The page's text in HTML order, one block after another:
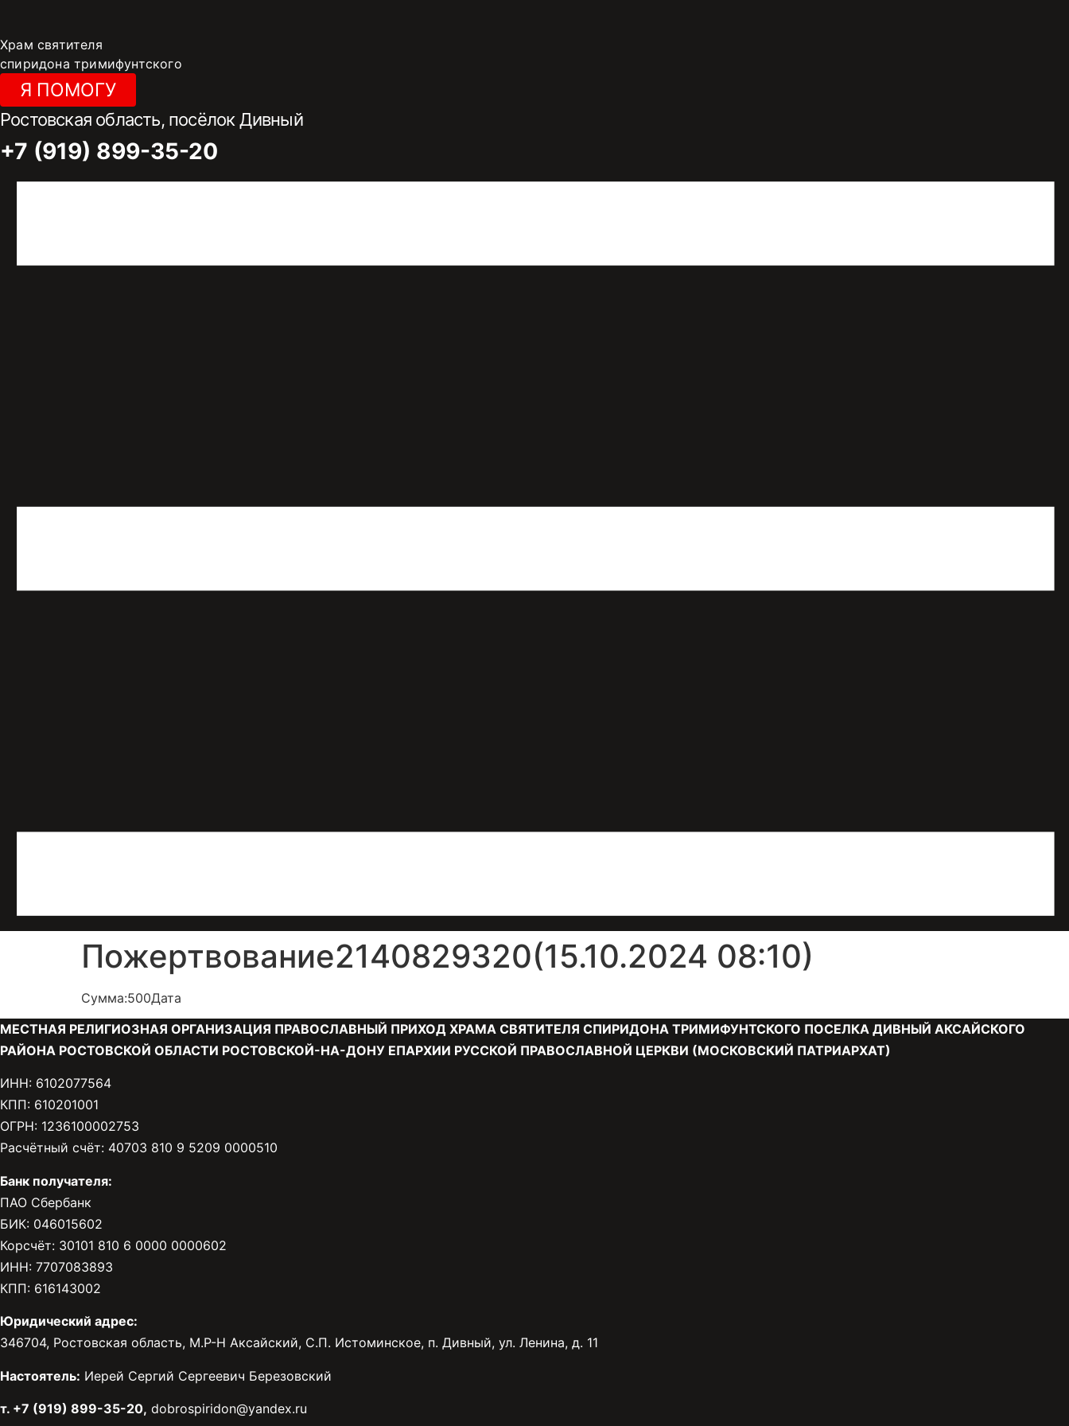
содержимому
Храм святителя
спиридона тримифунтского
Я ПОМОГУ
Ростовская область, посёлок Дивный
+7 (919) 899-35-20
Пожертвование2140829320(15.10.2024 08:10)
Сумма:500Дата
МЕСТНАЯ РЕЛИГИОЗНАЯ ОРГАНИЗАЦИЯ ПРАВОСЛАВНЫЙ ПРИХОД ХРАМА СВЯТИТЕЛЯ СПИРИДОНА ТРИМИФУНТСКОГО ПОСЕЛКА ДИВНЫЙ АКСАЙСКОГО
РАЙОНА РОСТОВСКОЙ ОБЛАСТИ РОСТОВСКОЙ-НА-ДОНУ ЕПАРХИИ РУССКОЙ ПРАВОСЛАВНОЙ ЦЕРКВИ (МОСКОВСКИЙ ПАТРИАРХАТ)
ИНН: 6102077564
КПП: 610201001
ОГРН: 1236100002753
Расчётный счёт: 40703 810 9 5209 0000510
Банк получателя:
ПАО Сбербанк
БИК: 046015602
Корсчёт: 30101 810 6 0000 0000602
ИНН: 7707083893
КПП: 616143002
Юридический адрес:
346704, Ростовская область, М.Р-Н Аксайский, С.П. Истоминское, п. Дивный, ул. Ленина, д. 11
Настоятель: Иерей Сергий Сергеевич Березовский
т. +7 (919) 899-35-20, dobrospiridon@yandex.ru